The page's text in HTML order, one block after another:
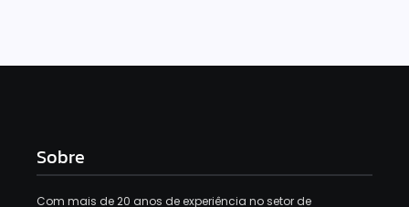
Sobre
Com mais de 20 anos de experiência no setor de